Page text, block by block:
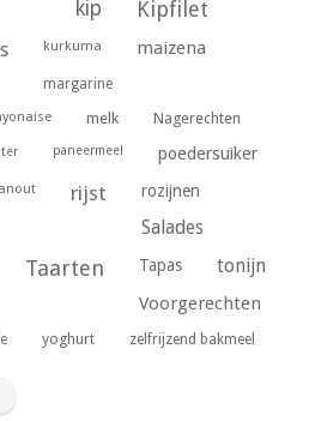
kip Kipfilet
kurkuma maizena
margarine
melk Nagerechten
paneermeel poedersuiker
rijst rozijnen
Salades
Taarten Tapas tonijn
Voorgerechten
yoghurt zelfrijzend bakmeel